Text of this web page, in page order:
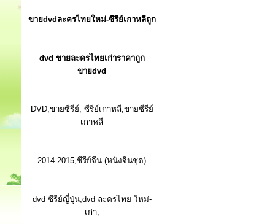
ขายdvdละครไทยใหม่-ซีรีย์เกาหลีถูก
dvd ขายละครไทยเก่าราคาถูก
ขายdvd
DVD,ขายซีรีย์, ซีรีย์เกาหลี,ขายซีรีย์
เกาหลี
2014-2015,ซีรีย์จีน (หนังจีนชุด)
dvd ซีรีย์ญี่ปุ่น,dvd ละครไทย ใหม่-
เก่า,